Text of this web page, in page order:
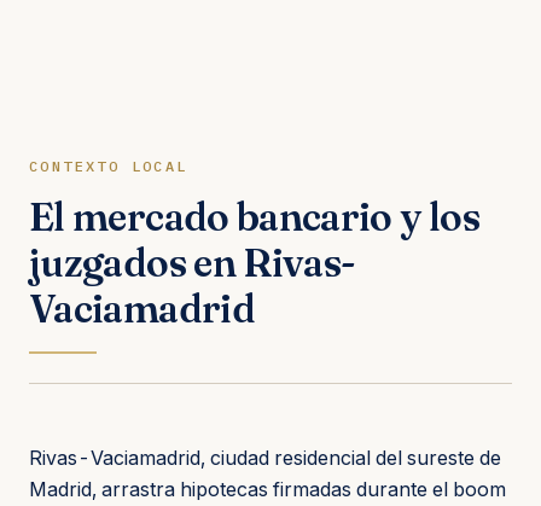
CONTEXTO LOCAL
El mercado bancario y los
juzgados en Rivas-
Vaciamadrid
Rivas-Vaciamadrid, ciudad residencial del sureste de
Madrid, arrastra hipotecas firmadas durante el boom